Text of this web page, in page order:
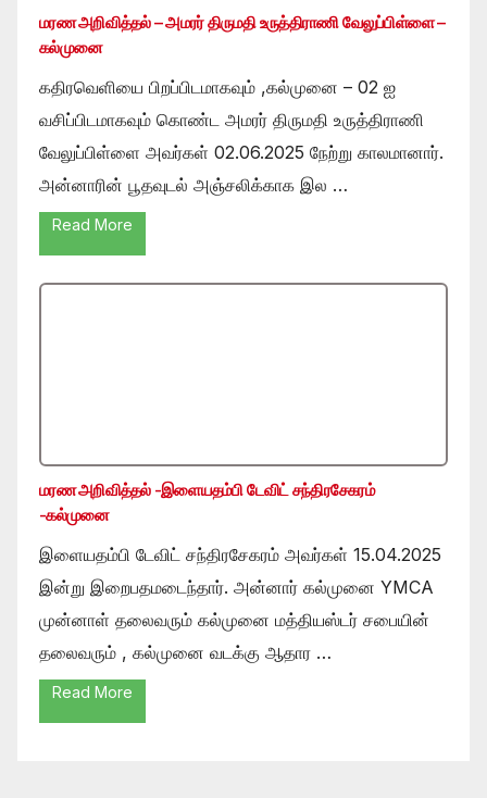
மரண அறிவித்தல் – அமரர் திருமதி உருத்திராணி வேலுப்பிள்ளை –
கல்முனை
கதிரவெளியை பிறப்பிடமாகவும் ,கல்முனை – 02 ஐ
வசிப்பிடமாகவும் கொண்ட அமரர் திருமதி உருத்திராணி
வேலுப்பிள்ளை அவர்கள் 02.06.2025 நேற்று காலமானார்.
அன்னாரின் பூதவுடல் அஞ்சலிக்காக இல …
Read More
மரண அறிவித்தல் -இளையதம்பி டேவிட் சந்திரசேகரம்
-கல்முனை
இளையதம்பி டேவிட் சந்திரசேகரம் அவர்கள் 15.04.2025
இன்று இறைபதமடைந்தார். அன்னார் கல்முனை YMCA
முன்னாள் தலைவரும் கல்முனை மத்தியஸ்டர் சபையின்
தலைவரும் , கல்முனை வடக்கு ஆதார …
Read More